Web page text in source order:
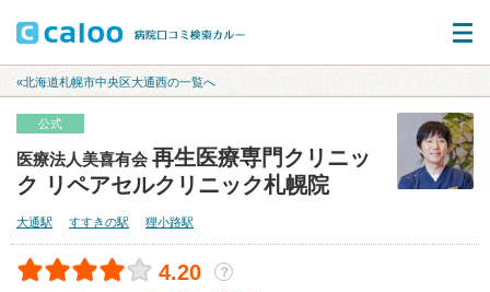
«北海道札幌市中央区大通西の一覧へ
公式
医療法人美喜有会 再生医療専門クリニッ
ク リペアセルクリニック札幌院
大通駅 すすきの駅 狸小路駅
4.20
？